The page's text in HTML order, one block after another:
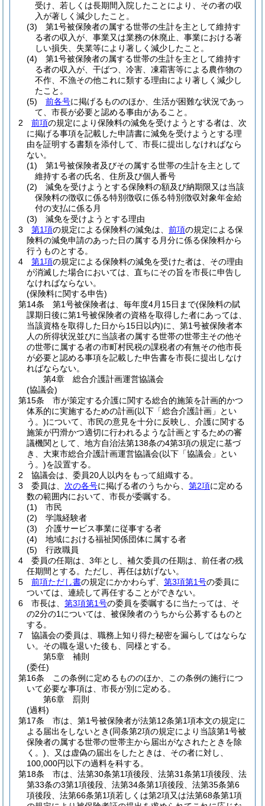
受け、若しくは長期間入院したことにより、その者の収
入が著しく減少したこと。
(3)
第1号被保険者の属する世帯の生計を主として維持す
る者の収入が、事業又は業務の休廃止、事業における著
しい損失、失業等により著しく減少したこと。
(4)
第1号被保険者の属する世帯の生計を主として維持す
る者の収入が、干ばつ、冷害、凍霜害等による農作物の
不作、不漁その他これに類する理由により著しく減少し
たこと。
(5)
前各号に掲げるもののほか、生活が困難な状況であっ
て、市長が必要と認める事由があること。
2
前項の規定により保険料の減免を受けようとする者は、次
に掲げる事項を記載した申請書に減免を受けようとする理
由を証明する書類を添付して、市長に提出しなければなら
ない。
(1)
第1号被保険者及びその属する世帯の生計を主として
維持する者の氏名、住所及び個人番号
(2)
減免を受けようとする保険料の額及び納期限又は当該
保険料の徴収に係る特別徴収に係る特別徴収対象年金給
付の支払に係る月
(3)
減免を受けようとする理由
3
第1項の規定による保険料の減免は、 前項の規定による保
険料の減免申請のあった日の属する月分に係る保険料から
行うものとする。
4
第1項の規定による保険料の減免を受けた者は、その理由
が消滅した場合においては、直ちにその旨を市長に申告し
なければならない。
(保険料に関する申告)
第14条
第1号被保険者は、毎年度4月15日まで(保険料の賦
課期日後に第1号被保険者の資格を取得した者にあっては、
当該資格を取得した日から15日以内)に、第1号被保険者本
人の所得状況並びに当該者の属する世帯の世帯主その他そ
の世帯に属する者の市町村民税の課税者の有無その他市長
が必要と認める事項を記載した申告書を市長に提出しなけ
ればならない。
第4章
総合介護計画運営協議会
(協議会)
第15条
市が策定する介護に関する総合的施策を計画的かつ
体系的に実施するための計画(以下「総合介護計画」とい
う。)について、市民の意見を十分に反映し、介護に関する
施策が円滑かつ適切に行われるような計画とするための審
議機関として、地方自治法第138条の4第3項の規定に基づ
き、大東市総合介護計画運営協議会(以下「協議会」とい
う。)を設置する。
2
協議会は、委員20人以内をもって組織する。
3
委員は、 次の各号に掲げる者のうちから、 第2項に定める
数の範囲内において、市長が委嘱する。
(1)
市民
(2)
学識経験者
(3)
介護サービス事業に従事する者
(4)
地域における福祉関係団体に属する者
(5)
行政職員
4
委員の任期は、3年とし、補欠委員の任期は、前任者の残
任期間とする。 ただし、再任は妨げない。
5
前項ただし書の規定にかかわらず、 第3項第1号の委員に
ついては、連続して再任することができない。
6
市長は、 第3項第1号の委員を委嘱するに当たっては、そ
の2分の1については、被保険者のうちから公募するものと
する。
7
協議会の委員は、職務上知り得た秘密を漏らしてはならな
い。 その職を退いた後も、同様とする。
第5章
補則
(委任)
第16条
この条例に定めるもののほか、この条例の施行につ
いて必要な事項は、市長が別に定める。
第6章
罰則
(過料)
第17条
市は、第1号被保険者が法第12条第1項本文の規定に
よる届出をしないとき(同条第2項の規定により当該第1号被
保険者の属する世帯の世帯主から届出がなされたときを除
く。) 、又は虚偽の届出をしたときは、その者に対し、
100,000円以下の過料を科する。
第18条
市は、法第30条第1項後段、法第31条第1項後段、法
第33条の3第1項後段、法第34条第1項後段、法第35条第6
項後段、法第66条第1項若しくは第2項又は法第68条第1項